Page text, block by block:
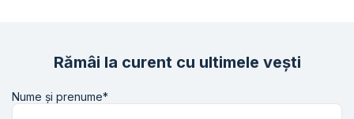
Rămâi la curent cu ultimele vești
Nume și prenume*